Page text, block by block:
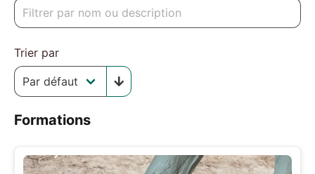
Trier par
Formations